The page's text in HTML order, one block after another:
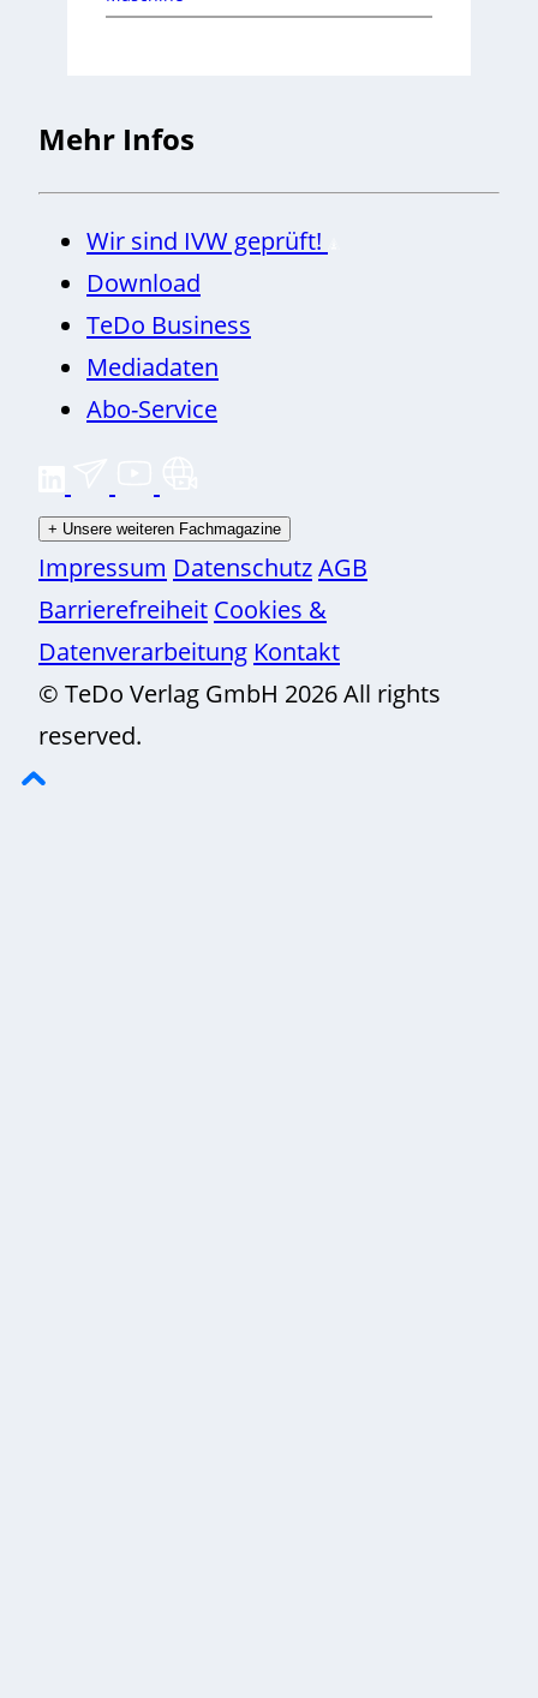
Mehr Infos
Wir sind IVW geprüft!
Download
TeDo Business
Mediadaten
Abo-Service
+ Unsere weiteren Fachmagazine
Impressum DatenschutzAGB
Barrierefreiheit Cookies &
Datenverarbeitung Kontakt
© TeDo Verlag GmbH 2026 All rights
reserved.